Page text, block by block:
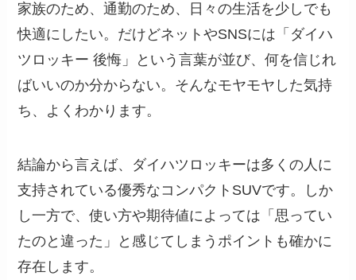
家族のため、通勤のため、日々の生活を少しでも
快適にしたい。だけどネットやSNSには「ダイハ
ツロッキー 後悔」という言葉が並び、何を信じれ
ばいいのか分からない。そんなモヤモヤした気持
ち、よくわかります。
結論から言えば、ダイハツロッキーは多くの人に
支持されている優秀なコンパクトSUVです。しか
し一方で、使い方や期待値によっては「思ってい
たのと違った」と感じてしまうポイントも確かに
存在します。